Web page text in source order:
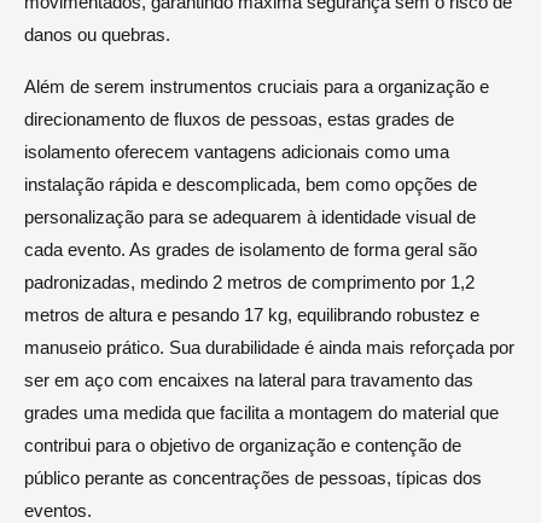
danos ou quebras.
Além de serem instrumentos cruciais para a organização e
direcionamento de fluxos de pessoas, estas grades de
isolamento oferecem vantagens adicionais como uma
instalação rápida e descomplicada, bem como opções de
personalização para se adequarem à identidade visual de
cada evento. As grades de isolamento de forma geral são
padronizadas, medindo 2 metros de comprimento por 1,2
metros de altura e pesando 17 kg, equilibrando robustez e
manuseio prático. Sua durabilidade é ainda mais reforçada por
ser em aço com encaixes na lateral para travamento das
grades uma medida que facilita a montagem do material que
contribui para o objetivo de organização e contenção de
público perante as concentrações de pessoas, típicas dos
eventos.